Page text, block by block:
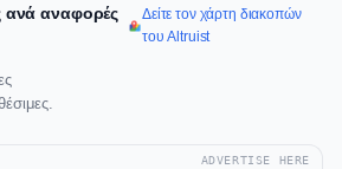
ανά αναφορές
Δείτε τον χάρτη διακοπών
του Altruist
ADVERTISE HERE